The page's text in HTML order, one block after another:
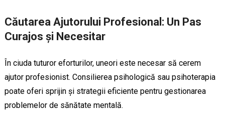
Căutarea Ajutorului Profesional: Un Pas
Curajos și Necesitar
În ciuda tuturor eforturilor, uneori este necesar să cerem
ajutor profesionist. Consilierea psihologică sau psihoterapia
poate oferi sprijin și strategii eficiente pentru gestionarea
problemelor de sănătate mentală.